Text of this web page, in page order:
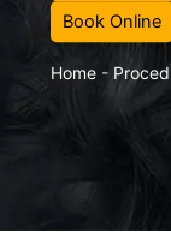
Book Online
Home -